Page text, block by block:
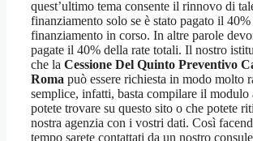
quest’ultimo tema consente il rinnovo di
finanziamento solo se è stato pagato il
finanziamento in corso. In altre parole
pagate il 40% della rate totali. Il nostro
che la Cessione Del Quinto Preventivo
Roma può essere richiesta in modo molto
semplice, infatti, basta compilare il modulo
potete trovare su questo sito o che potete
nostra agenzia con i vostri dati. Così
tempo sarete contattati da un nostro